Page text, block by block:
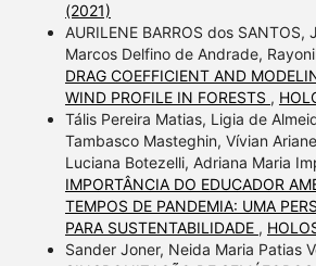
(2021)
AURILENE BARROS dos SANTOS,
Marcos Delfino de Andrade,
DRAG COEFFICIENT AND
WIND PROFILE IN FORESTS ,
Tális Pereira Matias, Ligia de
Tambasco Masteghin, Vívian
Luciana Botezelli, Adriana Maria
IMPORTÂNCIA DO EDUCADOR
TEMPOS DE PANDEMIA: UMA
PARA SUSTENTABILIDADE ,
Sander Joner, Neida Maria Patias